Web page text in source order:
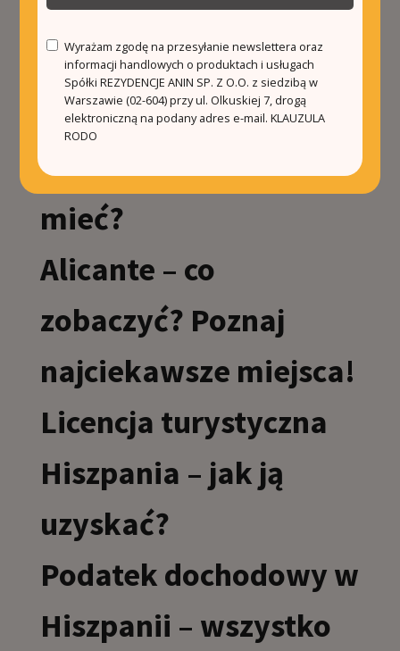
w Hiszpanii – ranking
TOP 10
Numer NIE Hiszpania
– dlaczego warto go
mieć?
Alicante – co
zobaczyć? Poznaj
najciekawsze miejsca!
Licencja turystyczna
Hiszpania – jak ją
uzyskać?
Podatek dochodowy w
Hiszpanii – wszystko
Wyrażam zgodę na przesyłanie newslettera oraz
informacji handlowych o produktach i usługach
Spółki REZYDENCJE ANIN SP. Z O.O. z siedzibą w
Warszawie (02-604) przy ul. Olkuskiej 7, drogą
elektroniczną na podany adres e-mail.KLAUZULA
RODO